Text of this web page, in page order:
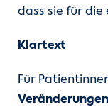
dass sie für
Klartext
Für